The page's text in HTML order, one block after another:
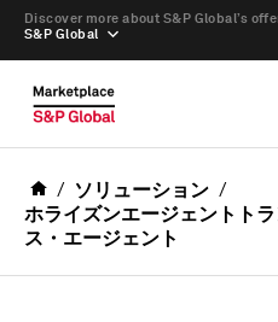
S&P Global
Discover more about S&P Global’s
ソリューション
ホライズンエージェントト
ス・エージェント